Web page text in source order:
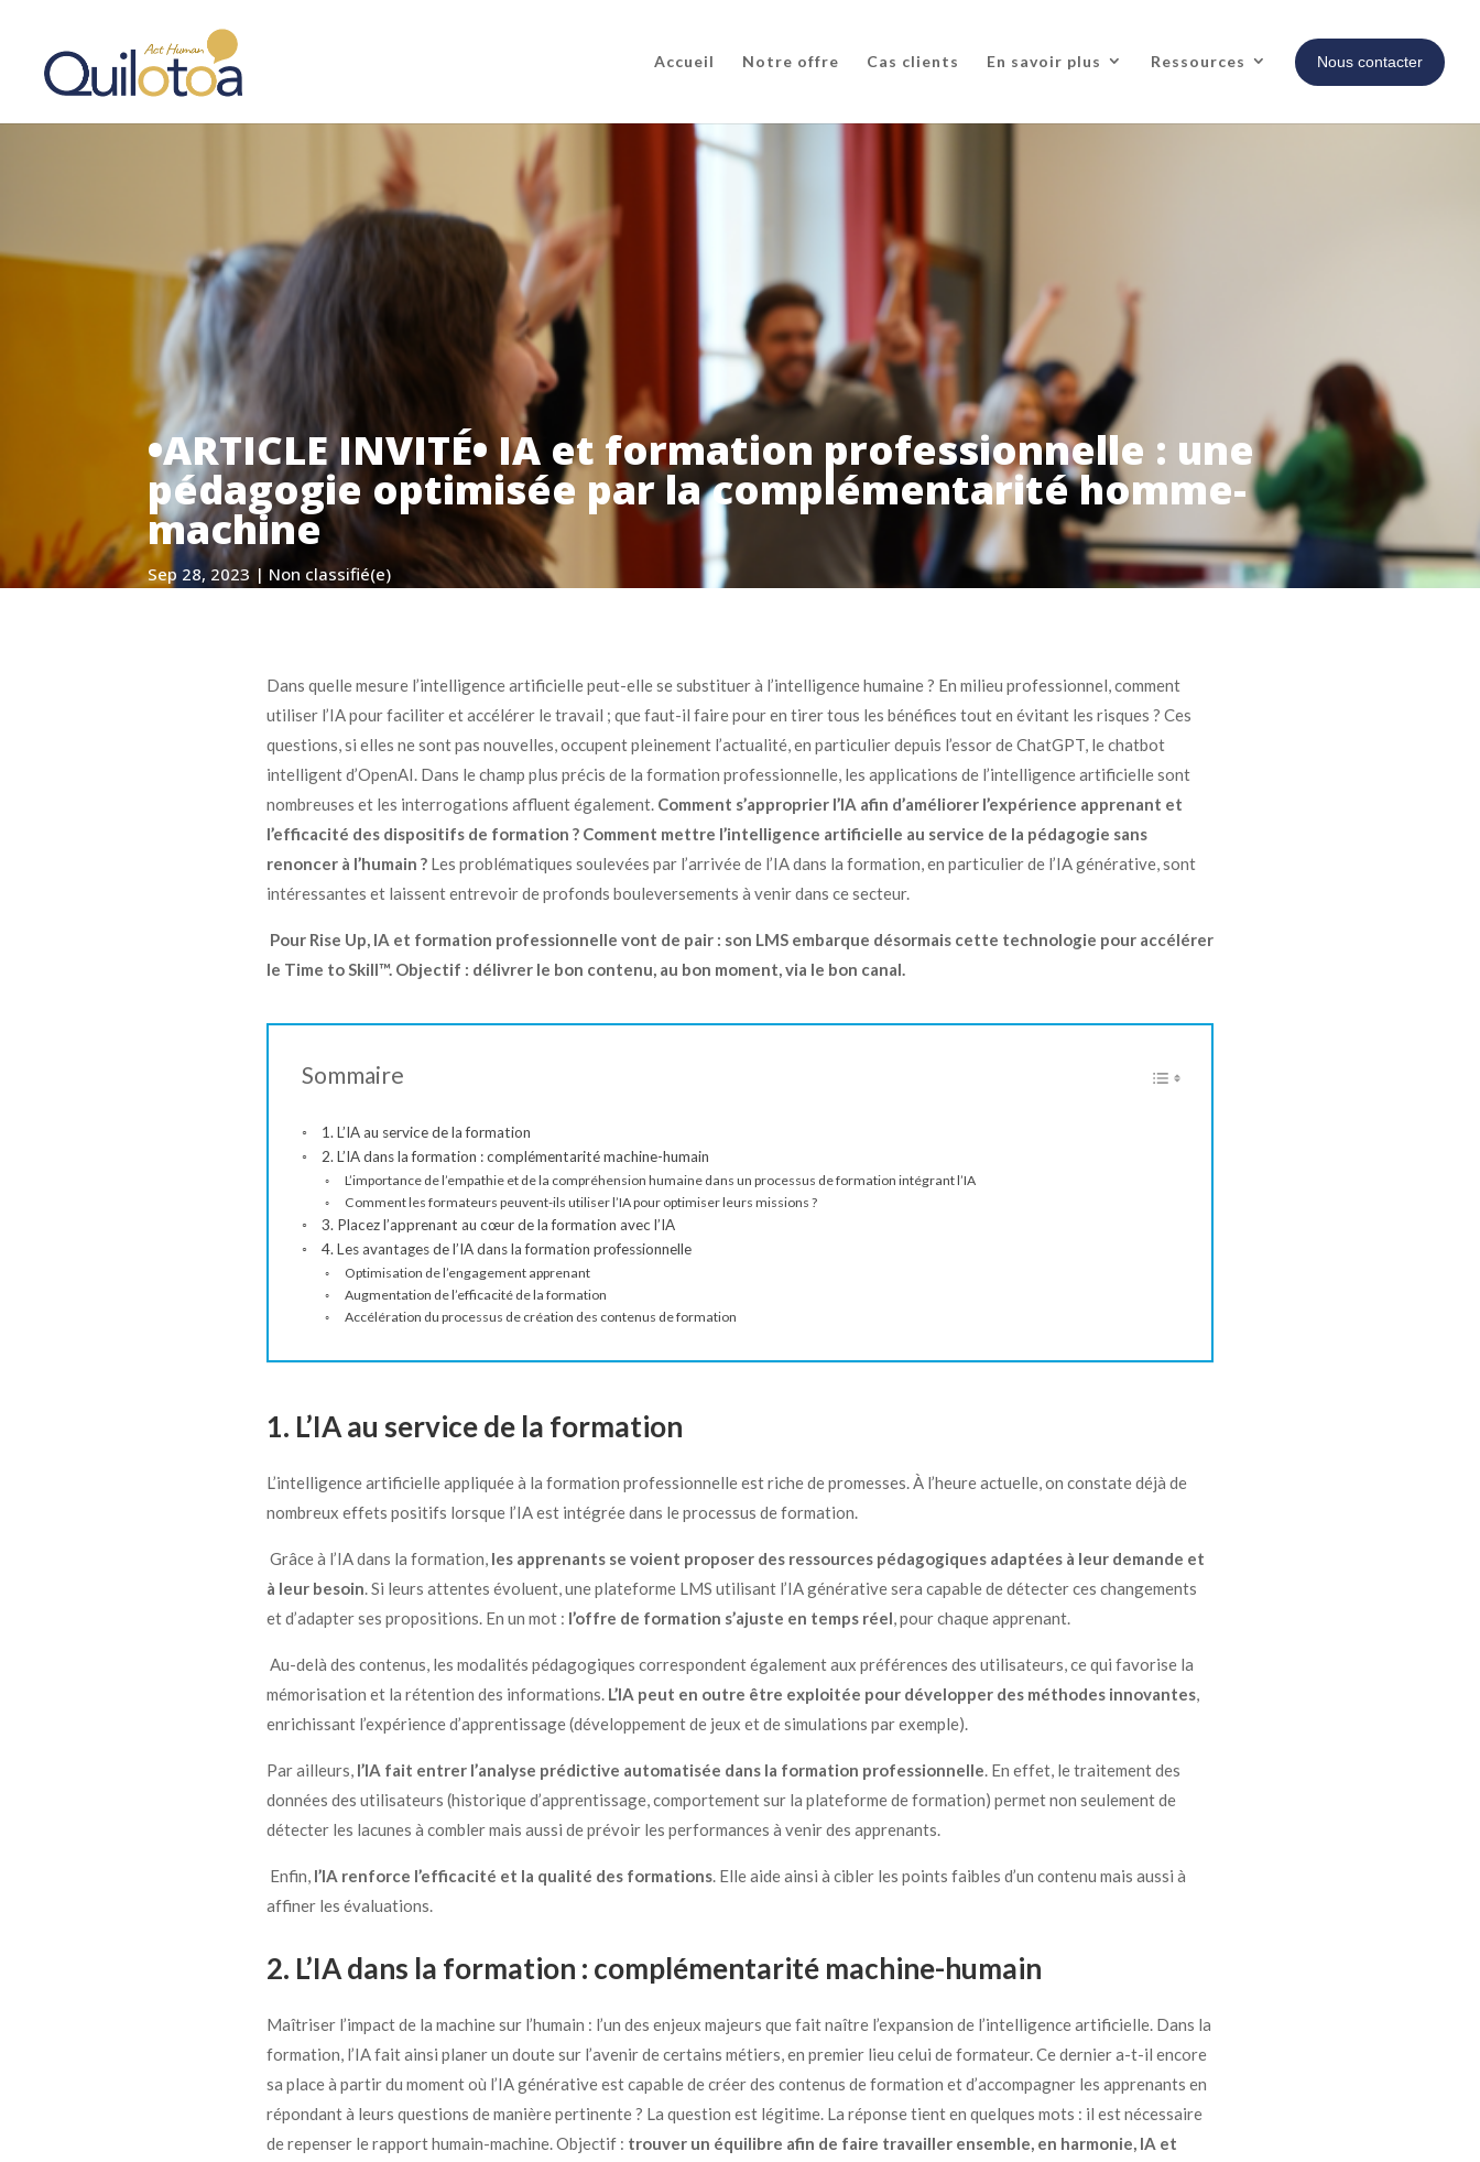
Accueil Notre offre Cas clients En savoir plus Ressources Nous contacter
•ARTICLE INVITÉ• IA et formation professionnelle : une
pédagogie optimisée par la complémentarité homme-
machine
Sep 28, 2023 | Non classifié(e)
Dans quelle mesure l’intelligence artificielle peut-elle se substituer à l’intelligence humaine ? En milieu professionnel, comment
utiliser l’IA pour faciliter et accélérer le travail ; que faut-il faire pour en tirer tous les bénéfices tout en évitant les risques ? Ces
questions, si elles ne sont pas nouvelles, occupent pleinement l’actualité, en particulier depuis l’essor de ChatGPT, le chatbot
intelligent d’OpenAI. Dans le champ plus précis de la formation professionnelle, les applications de l’intelligence artificielle sont
nombreuses et les interrogations affluent également. Comment s’approprier l’IA afin d’améliorer l’expérience apprenant et
l’efficacité des dispositifs de formation ? Comment mettre l’intelligence artificielle au service de la pédagogie sans
renoncer à l’humain ?Les problématiques soulevées par l’arrivée de l’IA dans la formation, en particulier de l’IA générative, sont
intéressantes et laissent entrevoir de profonds bouleversements à venir dans ce secteur.
Pour Rise Up, IA et formation professionnelle vont de pair : son LMS embarque désormais cette technologie pour accélérer
le Time to Skill™. Objectif : délivrer le bon contenu, au bon moment, via le bon canal.
Sommaire
1. L’IA au service de la formation
2. L’IA dans la formation : complémentarité machine-humain
L’importance de l’empathie et de la compréhension humaine dans un processus de formation intégrant l’IA
Comment les formateurs peuvent-ils utiliser l’IA pour optimiser leurs missions ?
3. Placez l’apprenant au cœur de la formation avec l’IA
4. Les avantages de l’IA dans la formation professionnelle
Optimisation de l’engagement apprenant
Augmentation de l’efficacité de la formation
Accélération du processus de création des contenus de formation
1. L’IA au service de la formation
L’intelligence artificielle appliquée à la formation professionnelle est riche de promesses. À l’heure actuelle, on constate déjà de
nombreux effets positifs lorsque l’IA est intégrée dans le processus de formation.
Grâce à l’IA dans la formation, les apprenants se voient proposer des ressources pédagogiques adaptées à leur demande et
à leur besoin. Si leurs attentes évoluent, une plateforme LMS utilisant l’IA générative sera capable de détecter ces changements
et d’adapter ses propositions. En un mot : l’offre de formation s’ajuste en temps réel, pour chaque apprenant.
Au-delà des contenus, les modalités pédagogiques correspondent également aux préférences des utilisateurs, ce qui favorise la
mémorisation et la rétention des informations. L’IA peut en outre être exploitée pour développer des méthodes innovantes,
enrichissant l’expérience d’apprentissage (développement de jeux et de simulations par exemple).
Par ailleurs, l’IA fait entrer l’analyse prédictive automatisée dans la formation professionnelle. En effet, le traitement des
données des utilisateurs (historique d’apprentissage, comportement sur la plateforme de formation) permet non seulement de
détecter les lacunes à combler mais aussi de prévoir les performances à venir des apprenants.
Enfin, l’IA renforce l’efficacité et la qualité des formations. Elle aide ainsi à cibler les points faibles d’un contenu mais aussi à
affiner les évaluations.
2. L’IA dans la formation : complémentarité machine-humain
Maîtriser l’impact de la machine sur l’humain : l’un des enjeux majeurs que fait naître l’expansion de l’intelligence artificielle. Dans la
formation, l’IA fait ainsi planer un doute sur l’avenir de certains métiers, en premier lieu celui de formateur. Ce dernier a-t-il encore
sa place à partir du moment où l’IA générative est capable de créer des contenus de formation et d’accompagner les apprenants en
répondant à leurs questions de manière pertinente ? La question est légitime. La réponse tient en quelques mots : il est nécessaire
de repenser le rapport humain-machine. Objectif : trouver un équilibre afin de faire travailler ensemble, en harmonie, IA et